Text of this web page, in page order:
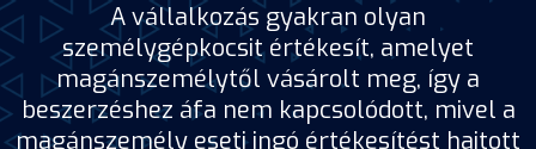
A vállalkozás gyakran olyan
személygépkocsit értékesít, amelyet
magánszemélytől vásárolt meg, így a
beszerzéshez áfa nem kapcsolódott, mivel a
magánszemély eseti ingó értékesítést hajtott